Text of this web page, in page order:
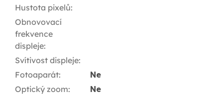
Hustota pixelů:
Obnovovací
frekvence
displeje:
Svítivost displeje:
Fotoaparát:
Ne
Optický zoom:
Ne